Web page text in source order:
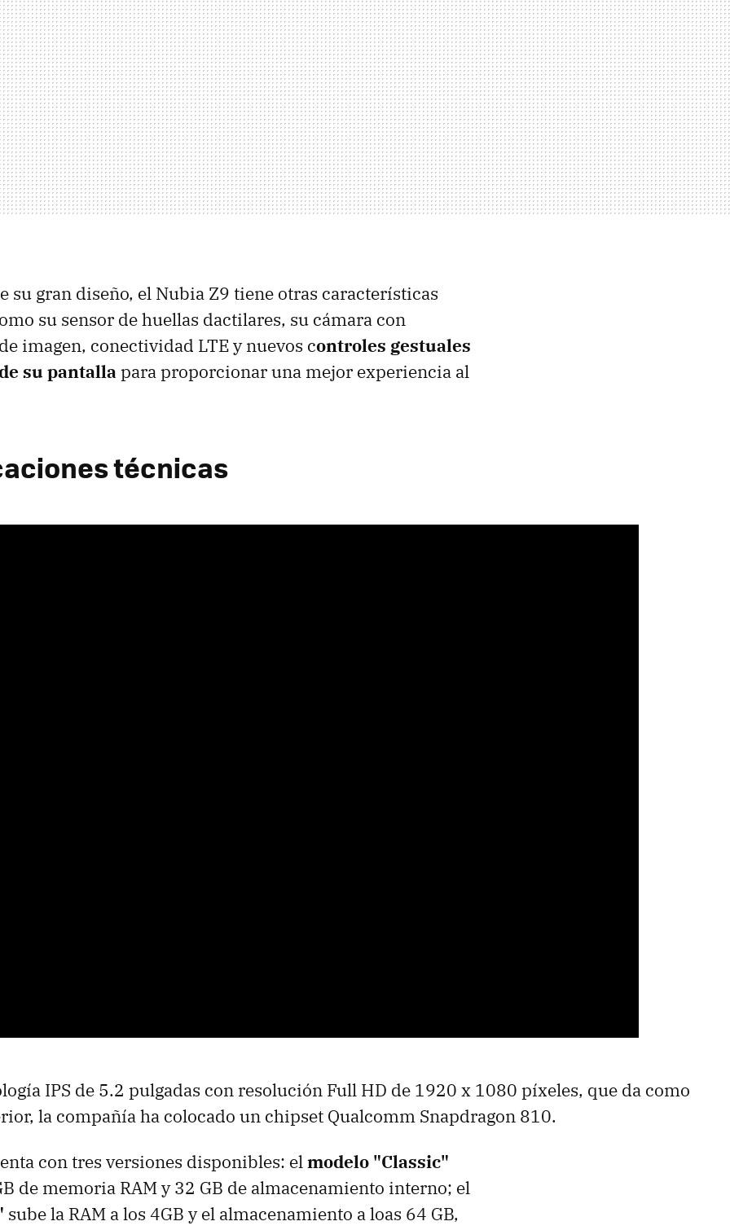
su gran diseño, el Nubia Z9 tiene otras características
su sensor de huellas dactilares, su cámara con
imagen, conectividad LTE y nuevos controles gestuales
su pantalla para proporcionar una mejor experiencia al
técnicas
IPS de 5.2 pulgadas con resolución Full HD de 1920 x 1080 píxeles, que da como
la compañía ha colocado un chipset Qualcomm Snapdragon 810.
con tres versiones disponibles: elmodelo "Classic"
de memoria RAM y 32 GB de almacenamiento interno; el
sube la RAM a los 4GB y el almacenamiento a loas 64 GB,